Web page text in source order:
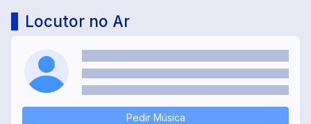
Locutor no Ar
Pedir Música